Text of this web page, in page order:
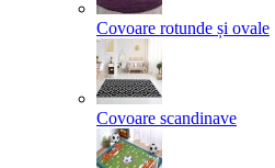
Covoare rotunde și ovale
Covoare scandinave